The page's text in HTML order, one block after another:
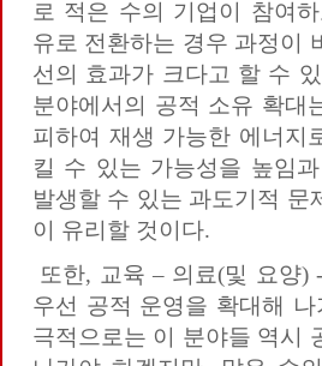
로 적은 수의 기업이 참여
유로 전환하는 경우 과정이
선의 효과가 크다고 할 수
분야에서의 공적 소유 확대
피하여 재생 가능한 에너지
킬 수 있는 가능성을 높임
발생할 수 있는 과도기적 문
이 유리할 것이다.
또한, 교육 – 의료(및 요양)
우선 공적 운영을 확대해
극적으로는 이 분야들 역시